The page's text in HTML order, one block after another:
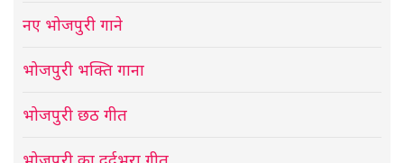
नए भोजपुरी गाने
भोजपुरी भक्ति गाना
भोजपुरी छठ गीत